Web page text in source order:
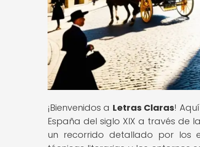
¡Bienvenidos a Letras Claras!
España del siglo XIX a través de
un recorrido detallado por los